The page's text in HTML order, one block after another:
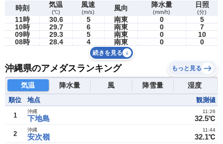
時刻 気温
(℃)
風速
(m/s) 風向 降水量
(mm/h)
日照
(分)
11時 30.6 5 南東 0
5
10時
29.7 6 南東 0
7
09時
29.3 5 南東 0
10
08時
28.4 4 南東 0 0
続きを見る
沖縄県のアメダスランキング もっと見る
気温 降水量 風 降雪量 湿度
順位 地点 観測値
1 下地島
沖縄
32.5℃
11:26
2 安次嶺
沖縄
32.1℃
11:44